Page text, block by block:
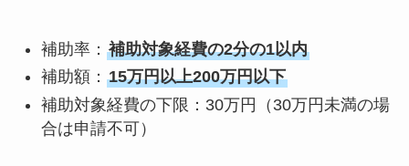
補助率： 補助対象経費の2分の1以内
補助額： 15万円以上200万円以下
補助対象経費の下限：30万円（30万円未満の場
合は申請不可）